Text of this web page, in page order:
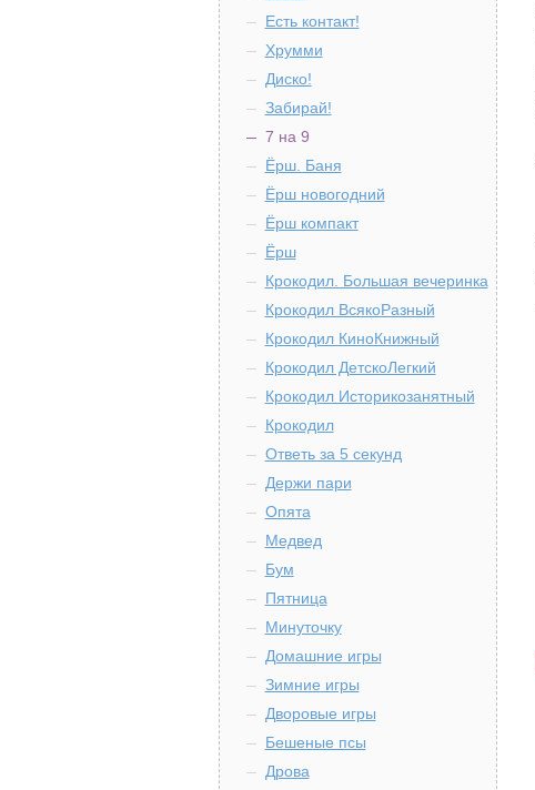
Есть контакт!
Хрумми
Диско!
Забирай!
7 на 9
Ёрш. Баня
Ёрш новогодний
Ёрш компакт
Ёрш
Крокодил. Большая вечеринка
Крокодил ВсякоРазный
Крокодил КиноКнижный
Крокодил ДетскоЛегкий
Крокодил Историкозанятный
Крокодил
Ответь за 5 секунд
Держи пари
Опята
Медвед
Бум
Пятница
Минуточку
Домашние игры
Зимние игры
Дворовые игры
Бешеные псы
Дрова